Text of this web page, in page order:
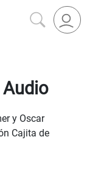
y Oscar
Cajita de